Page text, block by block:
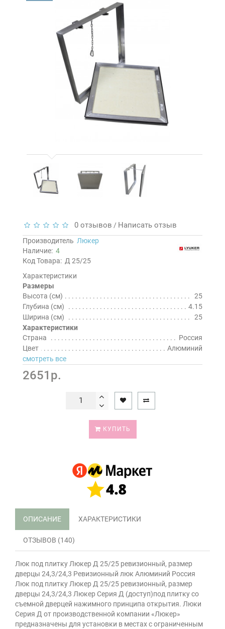
0 отзывов / Написать отзыв
Производитель Люкер
Наличие: 4
Код Товара: Д 25/25
Характеристики
Размеры
Высота (см)
25
Глубина (см)
4.15
Ширина (см)
25
Характеристики
Страна
Россия
Цвет
Алюминий
смотреть все
2651р.
КУПИТЬ
ОПИСАНИЕ ХАРАКТЕРИСТИКИ
ОТЗЫВОВ (140)
Люк под плитку Люкер Д 25/25 ревизионный, размер
дверцы 24,3/24,3 Ревизионный люк Алюминий Россия
Люк под плитку Люкер Д 25/25 ревизионный, размер
дверцы 24,3/24,3 Люкер Серия Д (доступ)под плитку со
съемной дверцей нажимного принципа открытия. Люки
Серия Д от производственной компании «Люкер»
предназначены для установки в местах с ограниченным